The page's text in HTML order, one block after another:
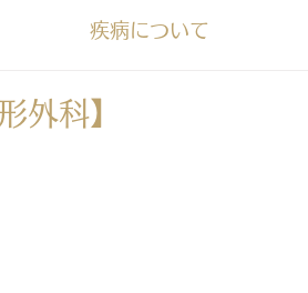
疾病について
外科】